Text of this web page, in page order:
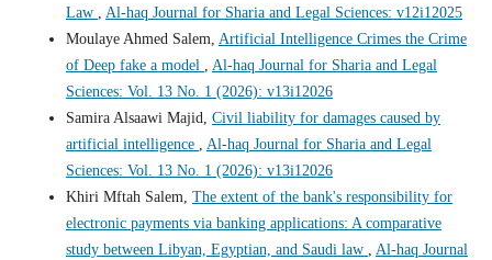
Law , Al-haq Journal for Sharia and Legal Sciences: v12i12025
Moulaye Ahmed Salem, Artificial Intelligence Crimes the Crime
of Deep fake a model , Al-haq Journal for Sharia and Legal
Sciences: Vol. 13 No. 1 (2026): v13i12026
Samira Alsaawi Majid, Civil liability for damages caused by
artificial intelligence , Al-haq Journal for Sharia and Legal
Sciences: Vol. 13 No. 1 (2026): v13i12026
Khiri Mftah Salem, The extent of the bank's responsibility for
electronic payments via banking applications: A comparative
study between Libyan, Egyptian, and Saudi law , Al-haq Journal